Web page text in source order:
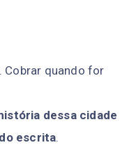
Cobrar quando for
dessa cidade
escrita.